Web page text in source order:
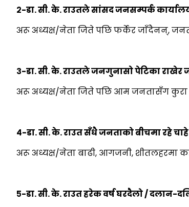
२-डा. सी. के. राउतले सांसद जनसम्पर्क
अरू अध्यक्ष/नेता जिते पछि फर्केर जाँदैनन्,
३-डा. सी. के. राउतले जनगुनासो पेटिका
अरू अध्यक्ष/नेता जिते पछि आम जनतासँग कुरा
४-डा. सी. के. राउत सँधै जनताको बीचमा रहे
अरू अध्यक्ष/नेता बाढी, आगजनी, शीतलहरमा
५-डा. सी. के. राउत हरेक वर्ष घरदैलो / दलान-